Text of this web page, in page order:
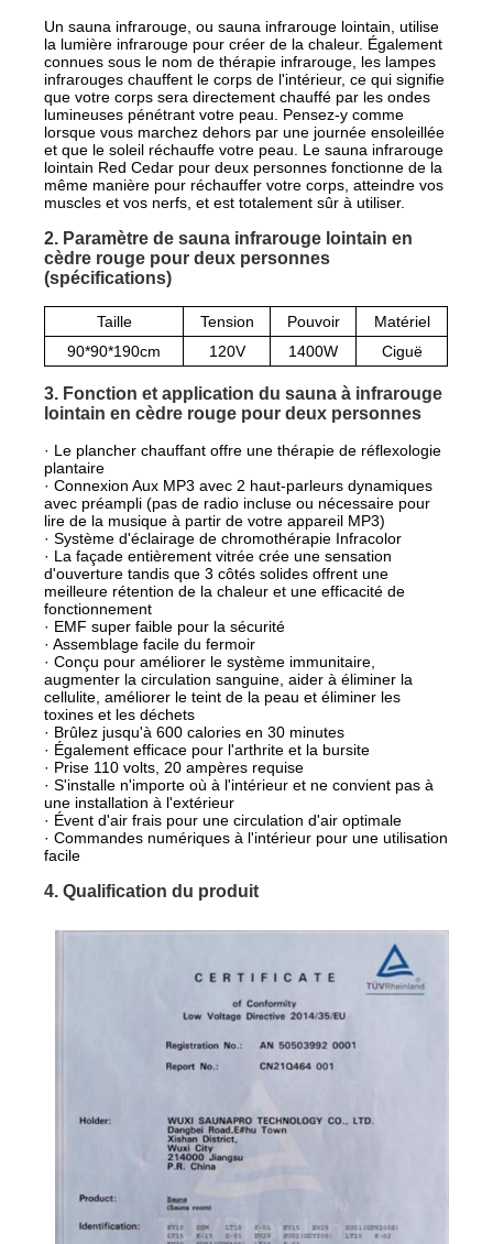
Un sauna infrarouge, ou sauna infrarouge lointain, utilise
la lumière infrarouge pour créer de la chaleur. Également
connues sous le nom de thérapie infrarouge, les lampes
infrarouges chauffent le corps de l'intérieur, ce qui signifie
que votre corps sera directement chauffé par les ondes
lumineuses pénétrant votre peau. Pensez-y comme
lorsque vous marchez dehors par une journée ensoleillée
et que le soleil réchauffe votre peau. Le sauna infrarouge
lointain Red Cedar pour deux personnes fonctionne de la
même manière pour réchauffer votre corps, atteindre vos
muscles et vos nerfs, et est totalement sûr à utiliser.
2. Paramètre de sauna infrarouge lointain en
cèdre rouge pour deux personnes
(spécifications)
Taille Tension Pouvoir
Matériel
90*90*190cm
120V 1400W Ciguë
3. Fonction et application du sauna à infrarouge
lointain en cèdre rouge pour deux personnes
· Le plancher chauffant offre une thérapie de réflexologie
plantaire
· Connexion Aux MP3 avec 2 haut-parleurs dynamiques
avec préampli (pas de radio incluse ou nécessaire pour
lire de la musique à partir de votre appareil MP3)
· Système d'éclairage de chromothérapie Infracolor
· La façade entièrement vitrée crée une sensation
d'ouverture tandis que 3 côtés solides offrent une
meilleure rétention de la chaleur et une efficacité de
fonctionnement
· EMF super faible pour la sécurité
· Assemblage facile du fermoir
· Conçu pour améliorer le système immunitaire,
augmenter la circulation sanguine, aider à éliminer la
cellulite, améliorer le teint de la peau et éliminer les
toxines et les déchets
· Brûlez jusqu'à 600 calories en 30 minutes
· Également efficace pour l'arthrite et la bursite
· Prise 110 volts, 20 ampères requise
· S'installe n'importe où à l'intérieur et ne convient pas à
une installation à l'extérieur
· Évent d'air frais pour une circulation d'air optimale
· Commandes numériques à l'intérieur pour une utilisation
facile
4. Qualification du produit